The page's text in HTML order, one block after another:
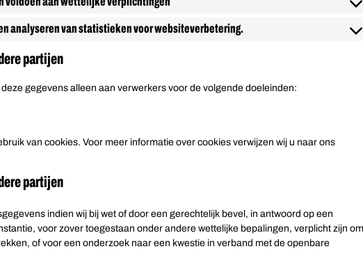
analyseren van statistieken voor websiteverbetering.
partijen
gegevens alleen aan verwerkers voor de volgende doeleinden:
van cookies. Voor meer informatie over cookies verwijzen wij u naar ons
partijen
indien wij bij wet of door een gerechtelijk bevel, in antwoord op een
voor zover toegestaan onder andere wettelijke bepalingen, verplicht zijn
of voor een onderzoek naar een kwestie in verband met de openbare